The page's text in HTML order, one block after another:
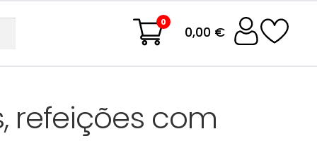
0
0,00 €
refeições com